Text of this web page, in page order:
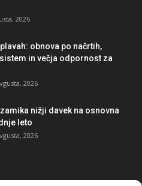
2026
obnova po načrtih,
in večja odpornost za
2026
nižji davek na osnovna
leto
2026